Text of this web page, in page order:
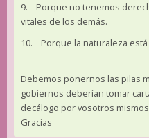
9. Porque no tenemos
vitales de los demás.
10. Porque la naturaleza está
Debemos ponernos las pilas
gobiernos deberían tomar
decálogo por vosotros
Gracias